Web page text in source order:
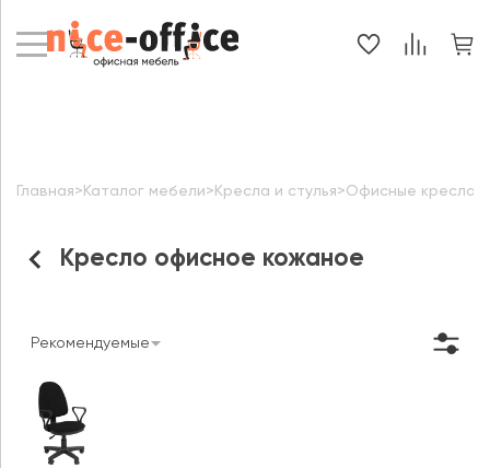
Кресло офисное кожаное
Главная> Каталог мебели> Кресла и стулья>Офисные кресла
Рекомендуемые